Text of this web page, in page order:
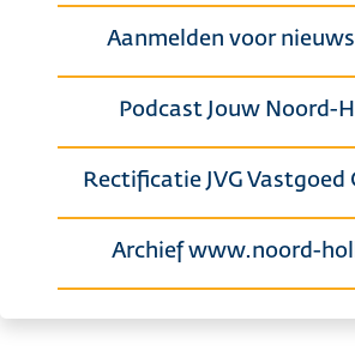
Aanmelden voor
Podcast Jouw Noord-
Rectificatie JVG Vastgoed
Archief www.noord-